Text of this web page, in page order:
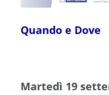
Quando e Dove
Martedì 19